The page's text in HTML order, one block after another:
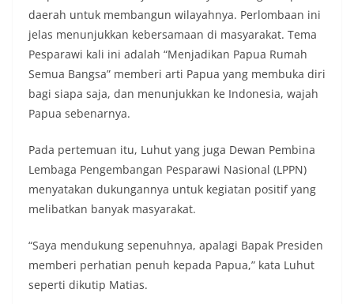
daerah untuk membangun wilayahnya. Perlombaan ini
jelas menunjukkan kebersamaan di masyarakat. Tema
Pesparawi kali ini adalah “Menjadikan Papua Rumah
Semua Bangsa” memberi arti Papua yang membuka diri
bagi siapa saja, dan menunjukkan ke Indonesia, wajah
Papua sebenarnya.
Pada pertemuan itu, Luhut yang juga Dewan Pembina
Lembaga Pengembangan Pesparawi Nasional (LPPN)
menyatakan dukungannya untuk kegiatan positif yang
melibatkan banyak masyarakat.
“Saya mendukung sepenuhnya, apalagi Bapak Presiden
memberi perhatian penuh kepada Papua,” kata Luhut
seperti dikutip Matias.